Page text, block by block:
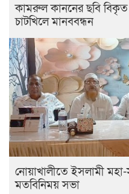
কামরুল কাননের ছবি বিকৃত
চাটখিলে মানববন্ধন
নোয়াখালীতে ইসলামী
মতবিনিময় সভা